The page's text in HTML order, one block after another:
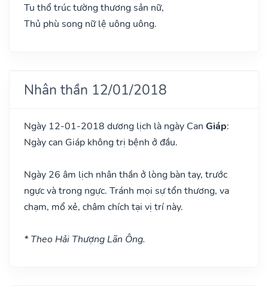
Tu thổ trúc tường thương sản nữ,
Thủ phù song nữ lệ uông uông.
Nhân thần 12/01/2018
Ngày 12-01-2018 dương lịch là ngày Can Giáp:
Ngày can Giáp không trị bệnh ở đầu.
Ngày 26 âm lịch nhân thần ở lòng bàn tay, trước
ngực và trong ngực. Tránh mọi sự tổn thương, va
chạm, mổ xẻ, châm chích tại vị trí này.
* Theo Hải Thượng Lãn Ông.